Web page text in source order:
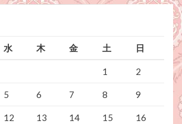
水 木 金 土 日
1 2
5 6 7 8 9
12 13 14 15 16